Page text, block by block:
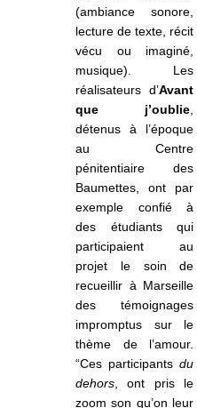
(ambiance sonore,
lecture de texte, récit
vécu ou imaginé,
musique). Les
réalisateurs d’Avant
que j’oublie
détenus à l’époque
au Centre
pénitentiaire des
Baumettes, ont par
exemple confié à
des étudiants qui
participaient au
projet le soin de
recueillir à Marseille
des témoignages
impromptus sur le
thème de l’amour.
“Ces participantsdu
dehors , ont pris le
zoom son qu’on leur